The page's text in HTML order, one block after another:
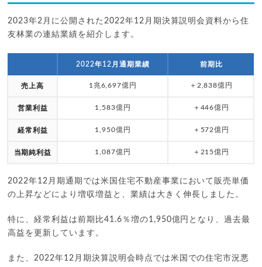
2023年2月に公開された2022年12月期決算説明会資料から住
友林業の連結業績を紹介します。
2022年12月通期業績 前期比
売上高 1兆6,697億円 ＋2,838億円
営業利益 1,583億円 ＋446億円
経常利益 1,950億円 ＋572億円
当期純利益 1,087億円 ＋215億円
2022年12月期通期では米国住宅不動産事業において販売単価
の上昇などにより増収増益と、業績は大きく伸長しました。
特に、経常利益は前期比41.6％増の1,950億円となり、過去最
高益を更新しています。
また、2022年12月期決算説明会時点では米国での住宅市況悪